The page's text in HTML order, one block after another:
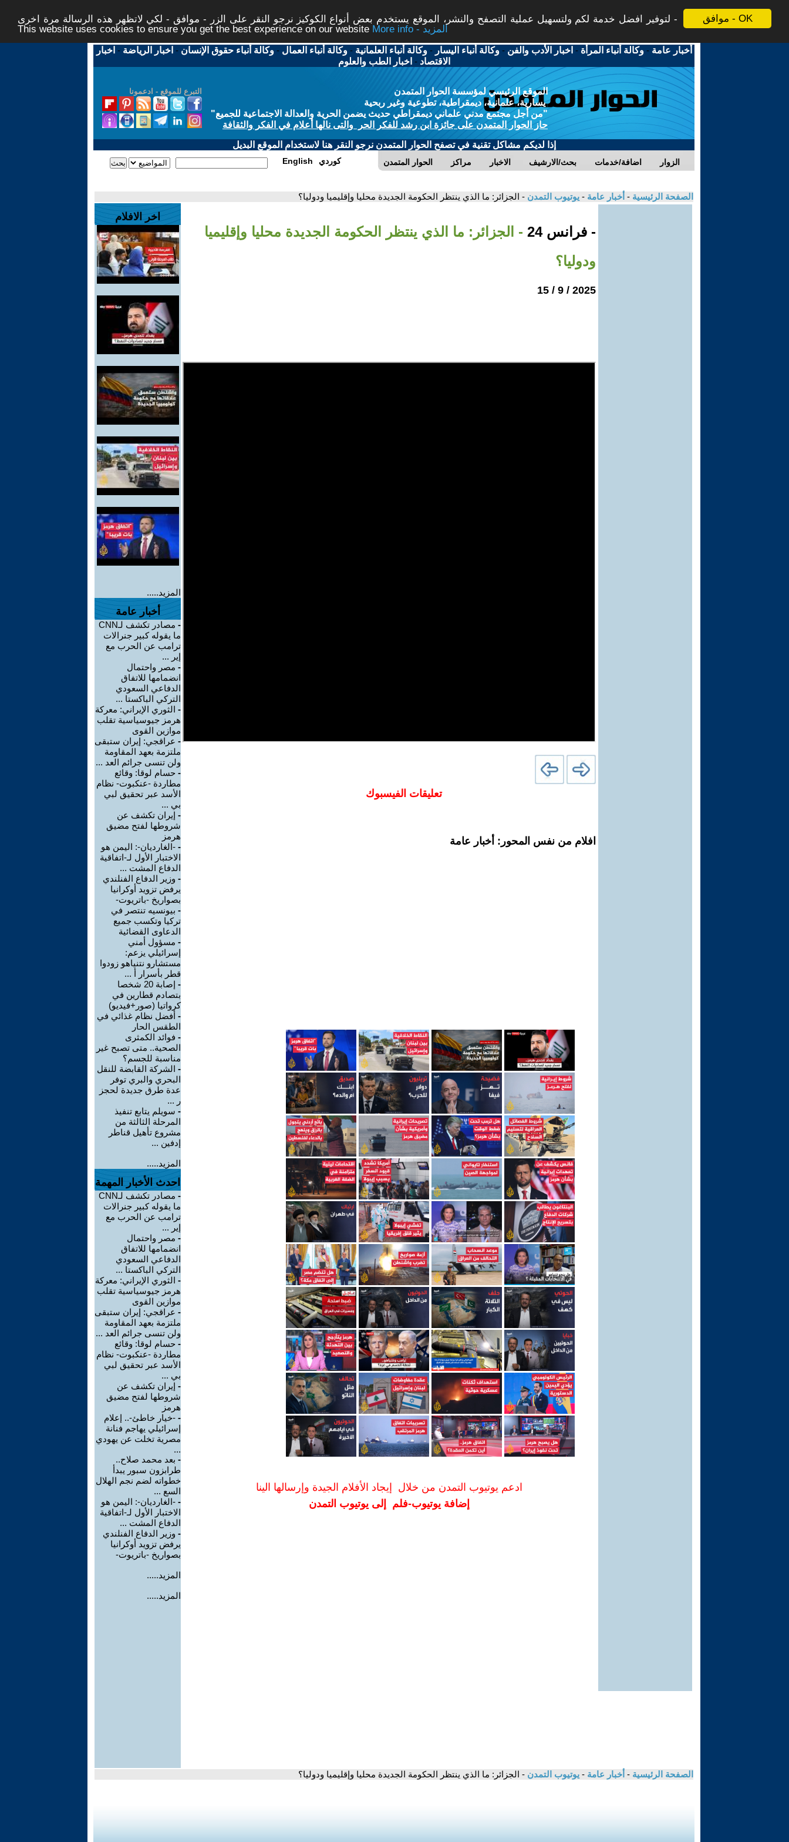
موافق - OK
لتوفير افضل خدمة لكم ولتسهيل عملية التصفح والنشر، الموقع يستخدم بعض أنواع الكوكيز نرجو النقر على الزر - موافق - لكي لاتظهر هذه الرسالة مرة اخرى -
This website uses cookies to ensure you get the best experience on our website
More info - المزيد
أخبار عامة -وكالة أنباء المرأة - اخبار الأدب والفن -وكالة أنباء اليسار -وكالة أنباء العلمانية -وكالة أنباء العمال -وكالة أنباء حقوق الإنسان - اخبار الرياضة - اخبار
الاقتصاد - اخبار الطب والعلوم
التبرع للموقع - ادعمونا
الموقع الرئيسي لمؤسسة الحوار المتمدن
يسارية، علمانية، ديمقراطية، تطوعية وغير ربحية
"من أجل مجتمع مدني علماني ديمقراطي حديث يضمن الحرية والعدالة الاجتماعية للجميع"
حاز الحوار المتمدن على جائزة ابن رشد للفكر الحر والتى نالها أعلام في الفكر والثقافة
إذا لديكم مشاكل تقنية في تصفح الحوار المتمدن نرجو النقر هنا لاستخدام الموقع البديل
الحوار المتمدن مراكز الاخبار بحث/الارشيف اضافة/خدمات الزوار English كوردي
الصفحة الرئيسية - أخبار عامة - يوتيوب التمدن - الجزائر: ما الذي ينتظر الحكومة الجديدة محليا وإقليميا ودوليا؟
- فرانس 24
- الجزائر: ما الذي ينتظر الحكومة الجديدة محليا وإقليميا
ودوليا؟
2025 / 9 / 15
تعليقات الفيسبوك
افلام من نفس المحور: أخبار عامة
ادعم يوتيوب التمدن من خلال إيجاد الأفلام الجيدة وإرسالها الينا
إضافة يوتيوب-فلم إلى يوتيوب التمدن
اخر الافلام
المزيد.....
أخبار عامة
-
مصادر تكشف لـCNN
ما يقوله كبير جنرالات
ترامب عن الحرب مع
إير ...
- مصر واحتمال
انضمامها للاتفاق
الدفاعي السعودي
التركي الباكستا ...
- الثوري الإيراني: معركة
هرمز جيوسياسية تقلب
موازين القوى
- عراقجي: إيران ستبقى
ملتزمة بعهد المقاومة
ولن تنسى جرائم العد ...
- حسام لوقا: وقائع
مطاردة -عنكبوت- نظام
الأسد عبر تحقيق لبي
بي ...
- إيران تكشف عن
شروطها لفتح مضيق
هرمز
- -الغارديان-: اليمن هو
الاختبار الأول لـ-اتفاقية
الدفاع المشت ...
- وزير الدفاع الفنلندي
يرفض تزويد أوكرانيا
بصواريخ -باتريوت-
- بيونسيه تنتصر في
تركيا وتكسب جميع
الدعاوى القضائية
- مسؤول أمني
إسرائيلي يزعم:
مستشارو نتنياهو زودوا
قطر بأسرار أ ...
-
إصابة 20 شخصا
بتصادم قطارين في
كرواتيا (صور+فيديو)
- أفضل نظام غذائي في
الطقس الحار
- فوائد الكمثرى
الصحية.. متى تصبح غير
مناسبة للجسم؟
- الشركة القابضة للنقل
البحري والبري توفر
عدة طرق جديدة لحجز
ر ...
- سويلم يتابع تنفيذ
المرحلة الثالثة من
مشروع تأهيل قناطر
إدفين ...
المزيد.....
احدث الأخبار المهمة
-
مصادر تكشف لـCNN
ما يقوله كبير جنرالات
ترامب عن الحرب مع
إير ...
- مصر واحتمال
انضمامها للاتفاق
الدفاعي السعودي
التركي الباكستا ...
- الثوري الإيراني: معركة
هرمز جيوسياسية تقلب
موازين القوى
- عراقجي: إيران ستبقى
ملتزمة بعهد المقاومة
ولن تنسى جرائم العد ...
- حسام لوقا: وقائع
مطاردة -عنكبوت- نظام
الأسد عبر تحقيق لبي
بي ...
- إيران تكشف عن
شروطها لفتح مضيق
هرمز
- -خيار خاطئ-.. إعلام
إسرائيلي يهاجم فنانة
مصرية تخلت عن يهودي
...
- بعد محمد صلاح..
طرابزون سبور يبدأ
خطواته لضم نجم الهلال
السع ...
- -الغارديان-: اليمن هو
الاختبار الأول لـ-اتفاقية
الدفاع المشت ...
- وزير الدفاع الفنلندي
يرفض تزويد أوكرانيا
بصواريخ -باتريوت-
المزيد.....
المزيد.....
الصفحة الرئيسية - أخبار عامة - يوتيوب التمدن - الجزائر: ما الذي ينتظر الحكومة الجديدة محليا وإقليميا ودوليا؟